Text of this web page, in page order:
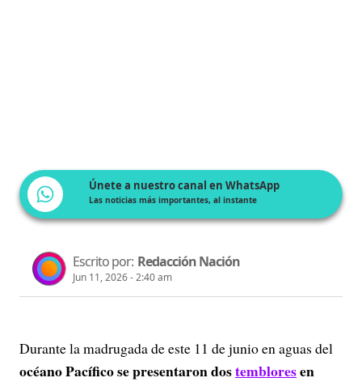
Únete a nuestro canal en WhatsApp
Las noticias más importantes, al instante
Escrito por: Redacción Nación
Jun 11, 2026 - 2:40 am
Durante la madrugada de este 11 de junio en aguas del
océano Pacífico se presentaron dostembloresen